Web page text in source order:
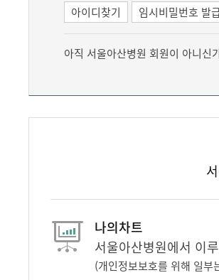
아이디찾기 임시비밀번호 발
아직 서울아산병원 회원이 아니신
나의차트
서울아산병원에서 이
(개인정보보호를 위해 일